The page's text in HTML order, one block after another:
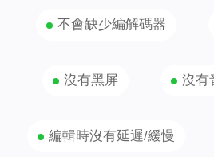
不會缺少編解碼器
沒有黑屏 沒有
編輯時沒有延遲/緩慢